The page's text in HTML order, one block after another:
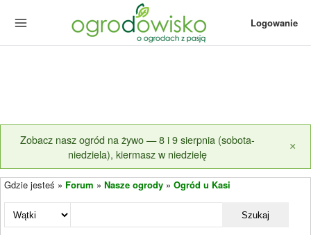
Logowanie
Zobacz nasz ogród na żywo — 8 i 9 sierpnia (sobota-
niedziela), kiermasz w niedzielę
×
Gdzie jesteś » Forum » Nasze ogrody » Ogród u Kasi
Szukaj